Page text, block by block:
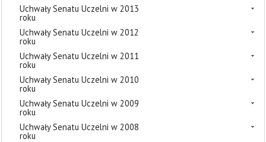
Uchwały Senatu Uczelni w 2013
roku
Uchwały Senatu Uczelni w 2012
roku
Uchwały Senatu Uczelni w 2011
roku
Uchwały Senatu Uczelni w 2010
roku
Uchwały Senatu Uczelni w 2009
roku
Uchwały Senatu Uczelni w 2008
roku